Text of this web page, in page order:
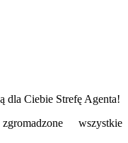
dla Ciebie Strefę Agenta!
wszystkie